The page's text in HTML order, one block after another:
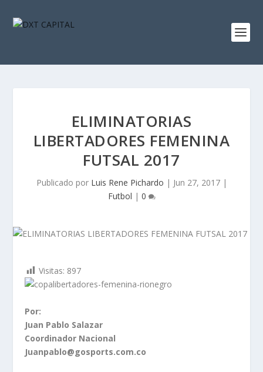
ELIMINATORIAS
LIBERTADORES FEMENINA
FUTSAL 2017
Publicado por Luis Rene Pichardo | Jun 27, 2017|
Futbol | 0
Visitas: 897
Por:
Juan Pablo Salazar
Coordinador Nacional
Juanpablo@gosports.com.co